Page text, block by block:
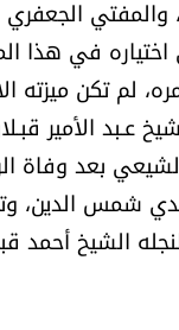
والمفتي
اختياره في
لم تكن ميزته
عـبد الأمير
بعد وفاة
شمس الدين،
الشيخ أحمد